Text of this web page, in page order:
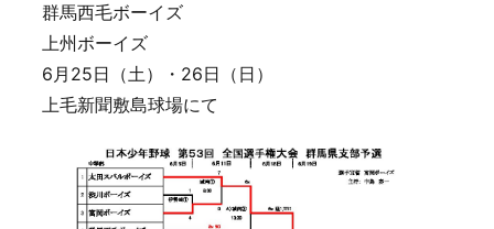
群馬西毛ボーイズ
上州ボーイズ
6月25日（土）・26日（日）
上毛新聞敷島球場にて